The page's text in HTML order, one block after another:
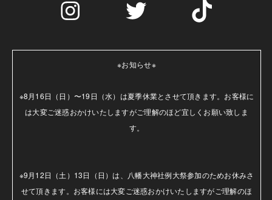
※お知らせ※
※8月16日（日）〜19日（水）は夏季休業とさせて頂きます。お客様に
は大変ご迷惑おかけいたしますがご理解のほど宜しくお願い致しま
す。
※9月12日（土）13日（日）は、八幡大神社例大祭参加のためお休みさ
せて頂きます。お客様には大変ご迷惑おかけいたしますがご理解のほ